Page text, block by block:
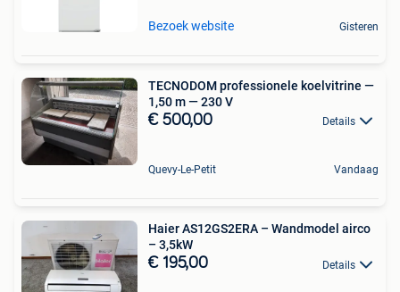
Bezoek website Gisteren
TECNODOM professionele koelvitrine —
1,50 m — 230 V
€ 500,00 Details
Quevy-Le-Petit Vandaag
Haier AS12GS2ERA – Wandmodel airco
– 3,5kW
€ 195,00 Details